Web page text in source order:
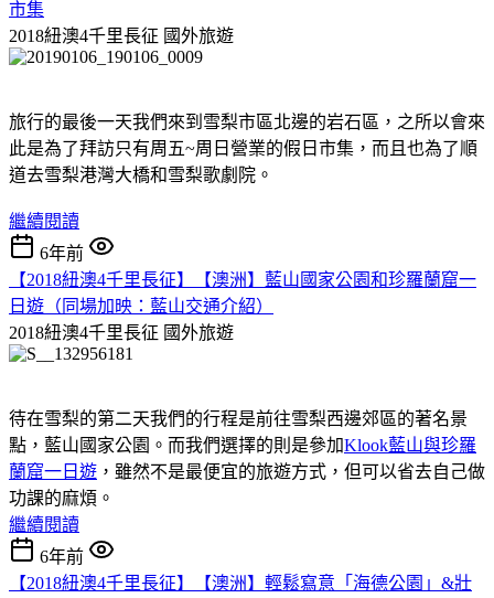
市集
2018紐澳4千里長征 國外旅遊
旅行的最後一天我們來到雪梨市區北邊的岩石區，之所以會來
此是為了拜訪只有周五~周日營業的假日市集，而且也為了順
道去雪梨港灣大橋和雪梨歌劇院。
繼續閱讀
6年前
【2018紐澳4千里長征】【澳洲】藍山國家公園和珍羅蘭窟一
日遊（同場加映：藍山交通介紹）
2018紐澳4千里長征 國外旅遊
待在雪梨的第二天我們的行程是前往雪梨西邊郊區的著名景
點，藍山國家公園。而我們選擇的則是參加Klook藍山與珍羅
蘭窟一日遊 ，雖然不是最便宜的旅遊方式，但可以省去自己做
功課的麻煩。
繼續閱讀
6年前
【2018紐澳4千里長征】【澳洲】輕鬆寫意「海德公園」&壯